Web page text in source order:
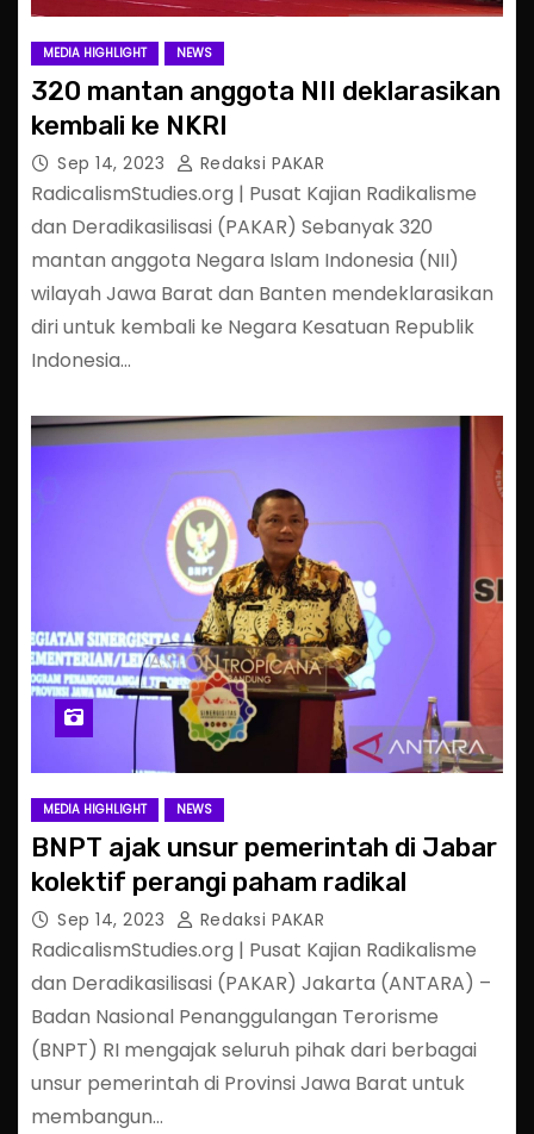
MEDIA HIGHLIGHT NEWS
320 mantan anggota NII deklarasikan
kembali ke NKRI
Sep 14, 2023 Redaksi PAKAR
RadicalismStudies.org | Pusat Kajian Radikalisme
dan Deradikasilisasi (PAKAR) Sebanyak 320
mantan anggota Negara Islam Indonesia (NII)
wilayah Jawa Barat dan Banten mendeklarasikan
diri untuk kembali ke Negara Kesatuan Republik
Indonesia…
MEDIA HIGHLIGHT NEWS
BNPT ajak unsur pemerintah di Jabar
kolektif perangi paham radikal
Sep 14, 2023 Redaksi PAKAR
RadicalismStudies.org | Pusat Kajian Radikalisme
dan Deradikasilisasi (PAKAR) Jakarta (ANTARA) –
Badan Nasional Penanggulangan Terorisme
(BNPT) RI mengajak seluruh pihak dari berbagai
unsur pemerintah di Provinsi Jawa Barat untuk
membangun…